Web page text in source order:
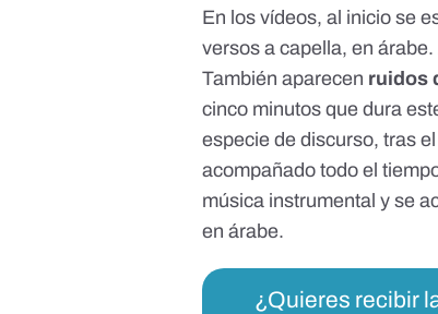
En los vídeos, al inicio se
versos a capella, en
También aparecen ruidos
cinco minutos que dura
especie de discurso, tras
acompañado todo el
música instrumental y se
en árabe.
¿Quieres recibir